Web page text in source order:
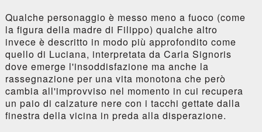
Qualche personaggio è messo meno a fuoco (come
la figura della madre di Filippo) qualche altro
invece è descritto in modo più approfondito come
quello di Luciana, interpretata da Carla Signoris
dove emerge l'insoddisfazione ma anche la
rassegnazione per una vita monotona che però
cambia all'improvviso nel momento in cui recupera
un paio di calzature nere con i tacchi gettate dalla
finestra della vicina in preda alla disperazione.